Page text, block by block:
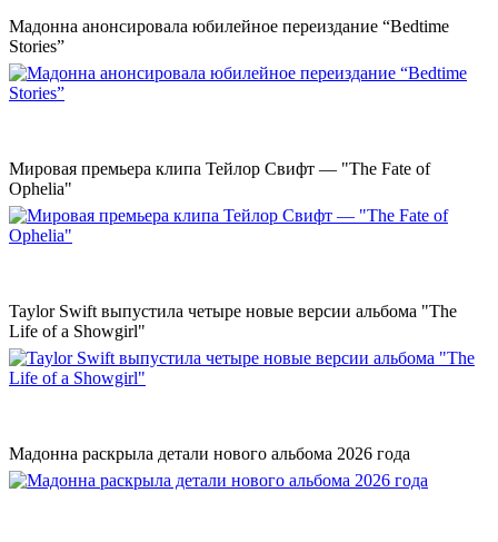
Мадонна анонсировала юбилейное переиздание “Bedtime
Stories”
Мировая премьера клипа Тейлор Свифт — "The Fate of
Ophelia"
Taylor Swift выпустила четыре новые версии альбома "The
Life of a Showgirl"
Мадонна раскрыла детали нового альбома 2026 года